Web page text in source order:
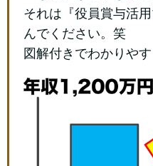
それは『役員賞与活
んでください。笑
図解付きでわかりや